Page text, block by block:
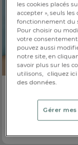
Poncho
Voyage dans
Dès39,00
les cookies placés
accepter », seuls
fonctionnement du
Pour choisir ou
votre
pouvez aussi
notre site, en
savoir plus sur les
utilisons, cliquez
des données.
Gérer